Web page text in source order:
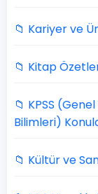
📁 Kariyer ve
📁 Kitap
📁 KPSS
Bilimleri)
📁 Kültür ve